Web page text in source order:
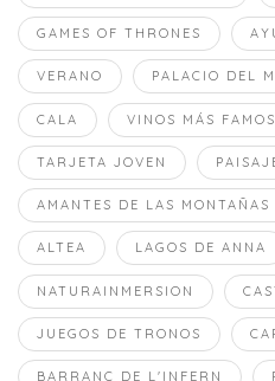
GAMES OF THRONES
VERANO PALACIO DEL
CALA VINOS MÁS
TARJETA JOVEN
AMANTES DE LAS MONTAÑAS
ALTEA LAGOS DE ANNA
NATURAINMERSION
JUEGOS DE TRONOS
BARRANC DE L'INFERN